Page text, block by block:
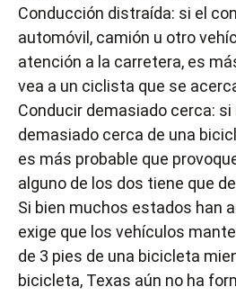
Conducción distraída: si el
automóvil, camión u otro
atención a la carretera, es
vea a un ciclista que se
Conducir demasiado cerca:
demasiado cerca de una
es más probable que
alguno de los dos tiene que
Si bien muchos estados han
exige que los vehículos
de 3 pies de una bicicleta
bicicleta, Texas aún no ha